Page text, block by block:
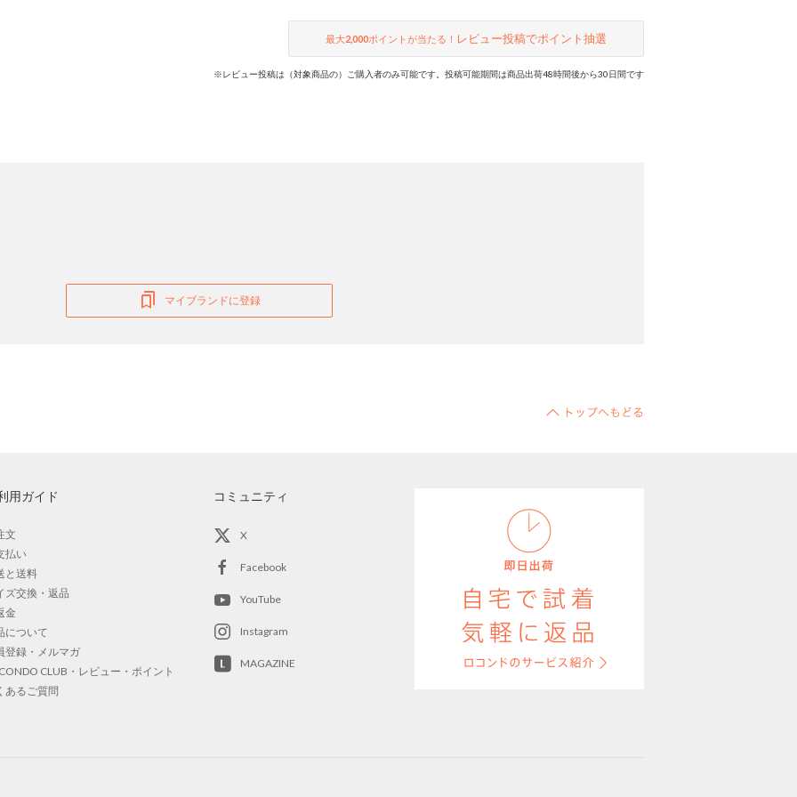
最大2,000ポイントが当たる！ レビュー投稿でポイント抽選
※レビュー投稿は（対象商品の）ご購入者のみ可能です。投稿可能期間は商品出荷48時間後から30日間です
マイブランドに登録
用ガイド
文
払い
と送料
ズ交換・返品
金
について
登録・メルマガ
CLUB・レビュー・ポイント
あるご質問
コミュニティ
X
Facebook
YouTube
Instagram
MAGAZINE